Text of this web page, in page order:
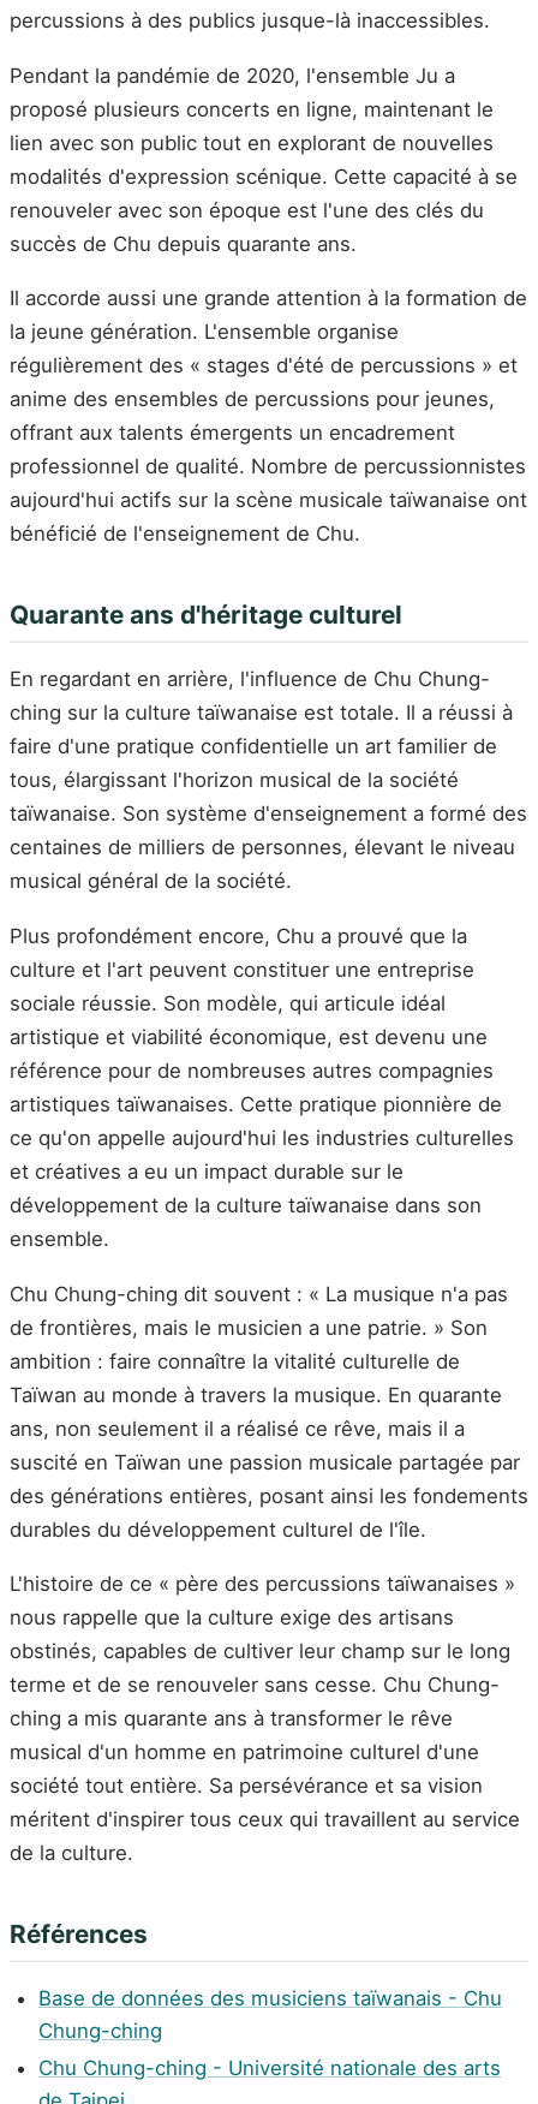
percussions à des publics jusque-là inaccessibles.
Pendant la pandémie de 2020, l'ensemble Ju a
proposé plusieurs concerts en ligne, maintenant le
lien avec son public tout en explorant de nouvelles
modalités d'expression scénique. Cette capacité à se
renouveler avec son époque est l'une des clés du
succès de Chu depuis quarante ans.
Il accorde aussi une grande attention à la formation de
la jeune génération. L'ensemble organise
régulièrement des « stages d'été de percussions » et
anime des ensembles de percussions pour jeunes,
offrant aux talents émergents un encadrement
professionnel de qualité. Nombre de percussionnistes
aujourd'hui actifs sur la scène musicale taïwanaise ont
bénéficié de l'enseignement de Chu.
Quarante ans d'héritage culturel
En regardant en arrière, l'influence de Chu Chung-
ching sur la culture taïwanaise est totale. Il a réussi à
faire d'une pratique confidentielle un art familier de
tous, élargissant l'horizon musical de la société
taïwanaise. Son système d'enseignement a formé des
centaines de milliers de personnes, élevant le niveau
musical général de la société.
Plus profondément encore, Chu a prouvé que la
culture et l'art peuvent constituer une entreprise
sociale réussie. Son modèle, qui articule idéal
artistique et viabilité économique, est devenu une
référence pour de nombreuses autres compagnies
artistiques taïwanaises. Cette pratique pionnière de
ce qu'on appelle aujourd'hui les industries culturelles
et créatives a eu un impact durable sur le
développement de la culture taïwanaise dans son
ensemble.
Chu Chung-ching dit souvent : « La musique n'a pas
de frontières, mais le musicien a une patrie. » Son
ambition : faire connaître la vitalité culturelle de
Taïwan au monde à travers la musique. En quarante
ans, non seulement il a réalisé ce rêve, mais il a
suscité en Taïwan une passion musicale partagée par
des générations entières, posant ainsi les fondements
durables du développement culturel de l'île.
L'histoire de ce « père des percussions taïwanaises »
nous rappelle que la culture exige des artisans
obstinés, capables de cultiver leur champ sur le long
terme et de se renouveler sans cesse. Chu Chung-
ching a mis quarante ans à transformer le rêve
musical d'un homme en patrimoine culturel d'une
société tout entière. Sa persévérance et sa vision
méritent d'inspirer tous ceux qui travaillent au service
de la culture.
Références
Base de données des musiciens taïwanais - Chu
Chung-ching
Chu Chung-ching - Université nationale des arts